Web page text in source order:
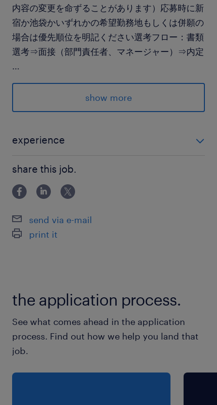
内容の変更を命ずることがあります）応募時に新
宿か池袋かいずれかの希望勤務地もしくは併願の
場合は優先順位を明記ください選考フロー：書類
選考⇒面接（部門責任者、マネージャー）⇒内定
...
▪データ入力/加工、データ抽出/集計、データアッ
▪Officeスキル（Microsoft
ト/スプレッド/スライドなど）
▪対人コミニュケーションスキル
健康保険,厚生年金保険,雇用保険,労災保険
設（健康保険組合提携）、確定拠出年金（※正社
給与締切日：毎月末日、給与支払日：毎月25日
労働組合なし、育児・介護休業取得実績あり
休日休暇
show more
experience
ダウンロード ▪Officeスキル（Microsoft
word/Excel/powerpoint、▪Googleドキュメント/スプ
レッド/スライド
share this job.
send via e-mail
print it
the application process.
See what comes ahead in the application
process. Find out how we help you land that
job.